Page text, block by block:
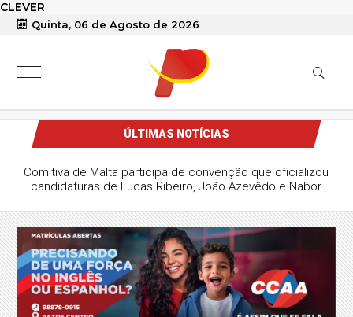
CLEVER
Quinta, 06 de Agosto de 2026
ÚLTIMAS NOTÍCIAS
Comitiva de Malta participa de convenção que oficializou
candidaturas de Lucas Ribeiro, João Azevêdo e Nabor